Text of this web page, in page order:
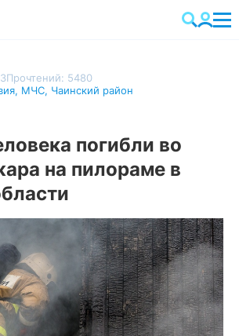
Прочтений: 5480
, МЧС, Чаинский район
погибли во
на пилораме в